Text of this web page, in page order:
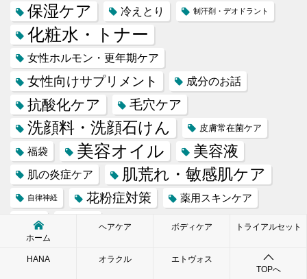
保湿ケア 冷えとり 制汗剤・デオドラント
化粧水・トナー
女性ホルモン・更年期ケア
女性向けサプリメント 成分のお話
抗酸化ケア 毛穴ケア
洗顔料・洗顔石けん 皮膚常在菌ケア
福袋 美容オイル 美容液
肌の炎症ケア 肌荒れ・敏感肌ケア
自律神経 花粉症対策 薬用スキンケア
貧血
ホーム
ヘアケア ボディケア トライアルセット
HANA オラクル
エトヴォス
TOPへ